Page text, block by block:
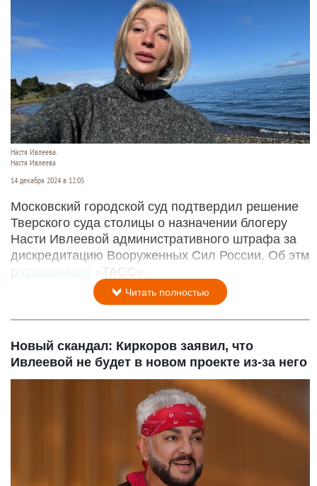
Настя Ивлеева.
Настя Ивлеева
14 декабря 2024 в 12:05
Московский городской суд подтвердил решение
Тверского суда столицы о назначении блогеру
Насти Ивлеевой административного штрафа за
дискредитацию Вооруженных Сил России. Об этм
рассказывает
«ТАСС».
Читать полностью
Новый скандал: Киркоров заявил, что
Ивлеевой не будет в новом проекте из-за него